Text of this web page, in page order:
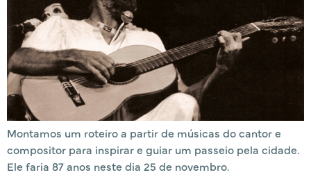
Montamos um roteiro a partir de músicas do cantor e
compositor para inspirar e guiar um passeio pela cidade.
Ele faria 87 anos neste dia 25 de novembro.